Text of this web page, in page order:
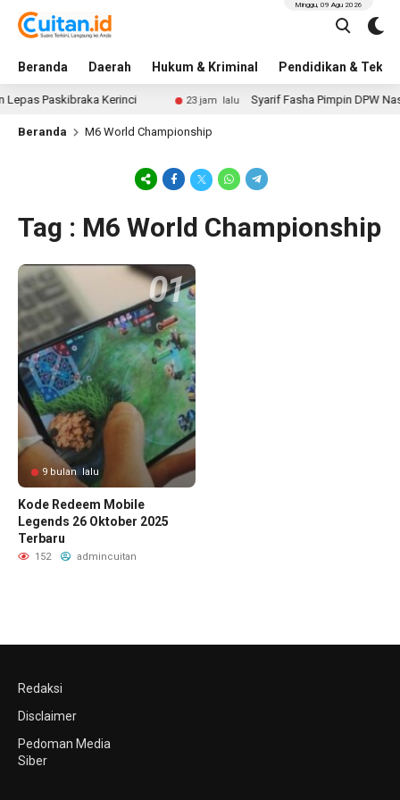
Beranda Daerah Hukum & Kriminal Pendidikan &
Minggu, 09 Agu 2026
Paskibraka Kerinci 23 jam lalu Syarif Fasha Pimpin DPW
Beranda M6 World Championship
Tag : M6 World Championship
9 bulan lalu
Kode Redeem Mobile
Legends 26 Oktober 2025
Terbaru
152 admincuitan
Redaksi
Disclaimer
Pedoman Media
Siber